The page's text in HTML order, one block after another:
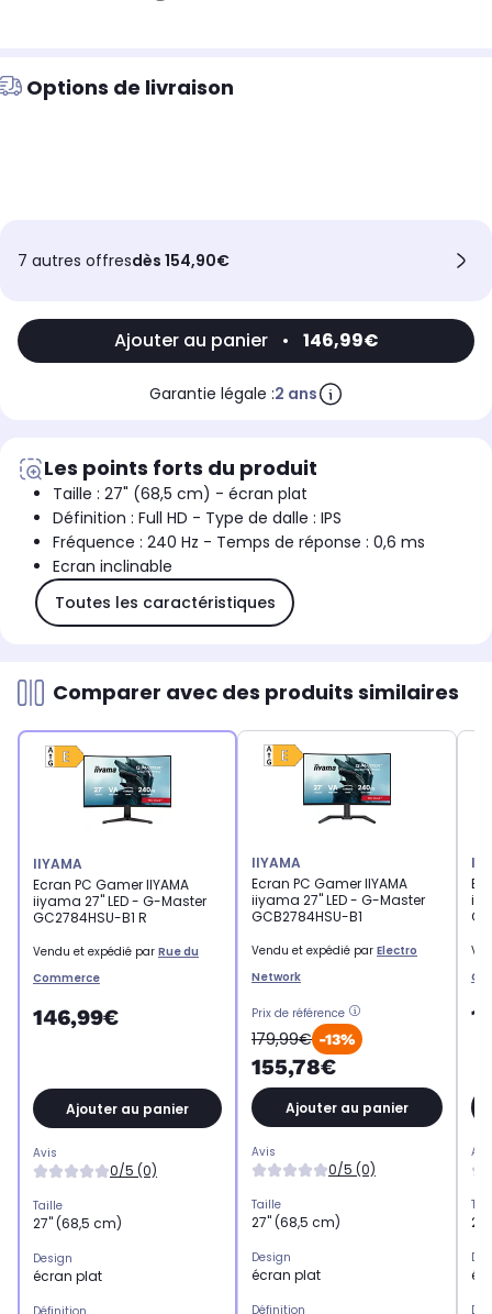
Options de livraison
7 autres offresdès 154,90€
Ajouter au panier • 146,99€
Garantie légale :2 ans
Les points forts du produit
Taille : 27" (68,5 cm) - écran plat
Définition : Full HD - Type de dalle : IPS
Fréquence : 240 Hz - Temps de réponse : 0,6 ms
Ecran inclinable
Toutes les caractéristiques
Comparer avec des produits similaires
IIYAMA
Ecran PC Gamer IIYAMA
iiyama 27" LED - G-Master
GC2784HSU-B1 R
Vendu et expédié par Rue du
Commerce
146,99€
Ajouter au panier
Avis
0/5 (0)
Taille
27" (68,5 cm)
Design
écran plat
IIYAMA
Ecran PC Gamer IIYAMA
iiyama 27" LED - G-Master
GCB2784HSU-B1
Vendu et expédié par Electro
Network
Prix de référence
179,99€ -13%
155,78€
Ajouter au panier
Avis
0/5 (0)
Taille
27" (68,5 cm)
Design
écran plat
Définition